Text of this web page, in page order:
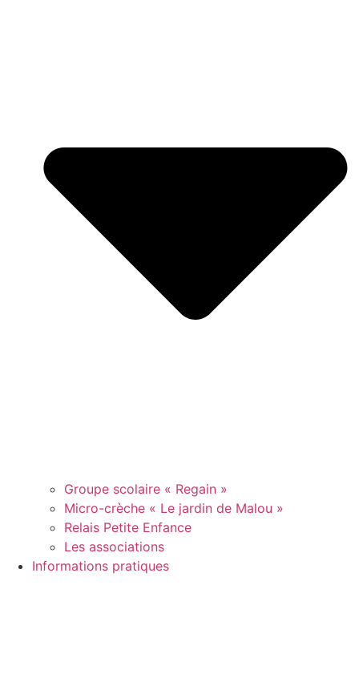
Groupe scolaire « Regain »
Micro-crèche « Le jardin de Malou »
Relais Petite Enfance
Les associations
Informations pratiques